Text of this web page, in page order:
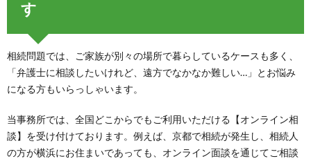
す
相続問題では、ご家族が別々の場所で暮らしているケースも多く、
「弁護士に相談したいけれど、遠方でなかなか難しい…」とお悩み
になる方もいらっしゃいます。
当事務所では、全国どこからでもご利用いただける【オンライン相
談】を受け付けております。例えば、京都で相続が発生し、相続人
の方が横浜にお住まいであっても、オンライン面談を通じてご相談